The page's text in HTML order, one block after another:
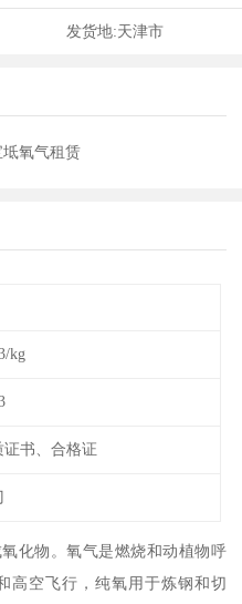
发货地:天津市
氧气租赁
kg
证书、合格证
化物。氧气是燃烧和动植物呼
高空飞行，纯氧用于炼钢和切